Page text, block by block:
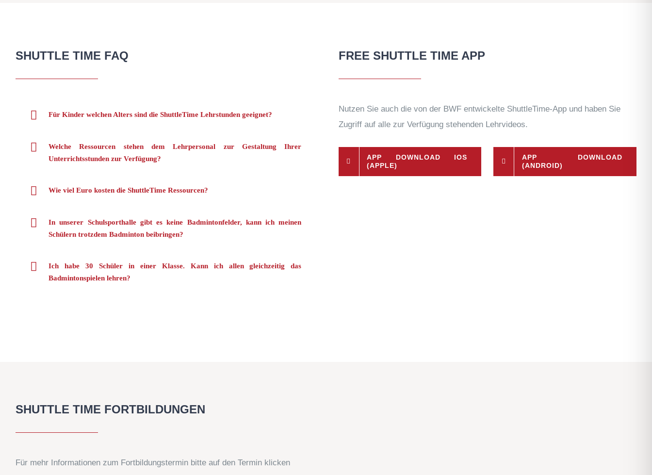
SHUTTLE TIME FAQ
Für Kinder welchen Alters sind die ShuttleTime Lehrstunden geeignet?
Welche Ressourcen stehen dem Lehrpersonal zur Gestaltung Ihrer
Unterrichtsstunden zur Verfügung?
Wie viel Euro kosten die ShuttleTime Ressourcen?
In unserer Schulsporthalle gibt es keine Badmintonfelder, kann ich meinen
Schülern trotzdem Badminton beibringen?
Ich habe 30 Schüler in einer Klasse. Kann ich allen gleichzeitig das
Badmintonspielen lehren?
FREE SHUTTLE TIME APP
Nutzen Sie auch die von der BWF entwickelte ShuttleTime-App und haben Sie
Zugriff auf alle zur Verfügung stehenden Lehrvideos.
APP DOWNLOAD IOS
(APPLE)
APP DOWNLOAD
(ANDROID)
SHUTTLE TIME FORTBILDUNGEN
Für mehr Informationen zum Fortbildungstermin bitte auf den Termin klicken